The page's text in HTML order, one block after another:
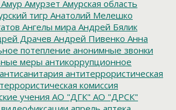
Амур Амурзет Амурская область
тигр Анатолий Мелешко
Ангелы мира Андрей Бялик
Драчев Андрей Пивенко Анна
потепление анонимные звонки
меры антикоррупционное
антисанитария антитеррористическая
комиссия
учения АО "ДГК" АО "ДРСК"